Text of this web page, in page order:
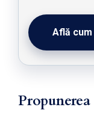
Află